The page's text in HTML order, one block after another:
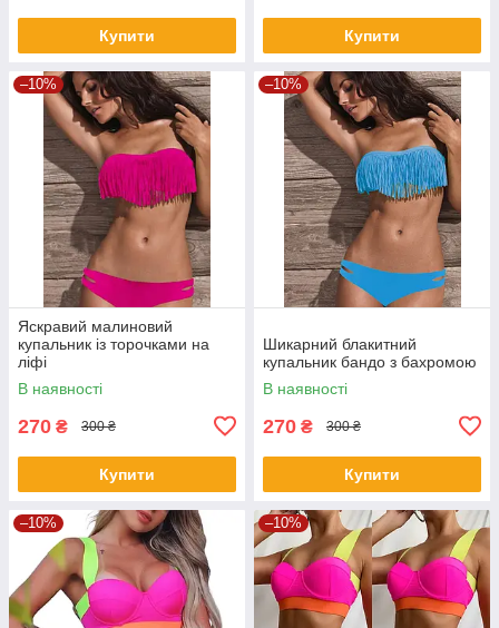
Купити Купити
–10%
Яскравий малиновий
купальник із торочками на
ліфі
В наявності
270 ₴ 300 ₴
Купити
–10%
Шикарний блакитний
купальник бандо з бахромою
В наявності
270 ₴ 300 ₴
Купити
–10% –10%